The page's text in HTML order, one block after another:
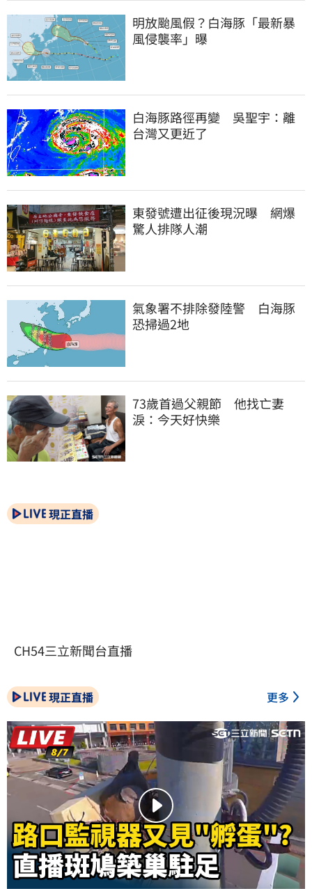
明放颱風假？白海豚「最新暴
風侵襲率」曝
白海豚路徑再變　吳聖宇：離
台灣又更近了
東發號遭出征後現況曝　網爆
驚人排隊人潮
氣象署不排除發陸警　白海豚
恐掃過2地
73歲首過父親節　他找亡妻
淚：今天好快樂
現正直播
CH54三立新聞台直播
現正直播 更多